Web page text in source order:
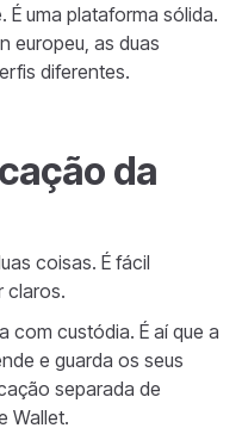
uma plataforma sólida.
europeu, as duas
diferentes.
da
coisas. É fácil
claros.
com custódia. É aí que a
e guarda os seus
separada de
Wallet.